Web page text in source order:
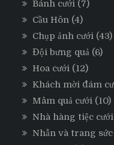
Bánh cưới (7)
Cầu Hôn (4)
Chụp ảnh cưới (43)
Đội bưng quả (6)
Hoa cưới (12)
Khách mời đám
Mâm quả cưới (10)
Nhà hàng tiệc cưới
Nhẫn và trang